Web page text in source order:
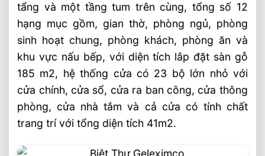
900m2 Ba Đình, Hà Nội
Thi Công Nội Thất Nhà Thờ Họ Ý Yên
Nam Định Gỗ Lim, Gõ Đỏ
Thi Công Cầu Thang Gỗ Lim Nam Phi
Shophouse Hà Đông
tẩng và một tầng tum trên cùng, tổng số 12
hạng mục gồm, gian thờ, phòng ngủ, phòng
sinh hoạt chung, phòng khách, phòng ăn và
khu vực nấu bếp, với diện tích lắp đặt sàn gỗ
185 m2, hệ thống cửa có 23 bộ lớn nhỏ với
cửa chính, cửa sổ, cửa ra ban công, cửa thông
phòng, cửa nhà tắm và cả cửa có tính chất
trang trí với tổng diện tích 41m2.